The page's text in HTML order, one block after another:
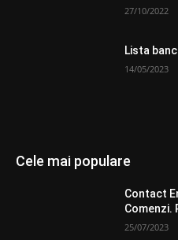
27/10/2022
Lista
14/05/2023
Cele mai populare
Contact
Comenzi.
25/07/2023